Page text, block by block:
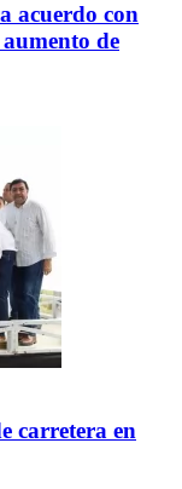
acuerdo con
de
carretera en